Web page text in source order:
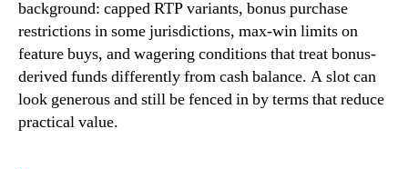
background: capped RTP variants, bonus purchase
restrictions in some jurisdictions, max-win limits on
feature buys, and wagering conditions that treat bonus-
derived funds differently from cash balance. A slot can
look generous and still be fenced in by terms that reduce
practical value.